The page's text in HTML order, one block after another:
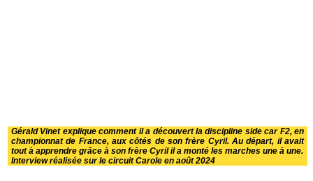
Gérald Vinet explique comment il a découvert la discipline side car F2, en
championnat de France, aux côtés de son frère Cyril. Au départ, il avait
tout à apprendre grâce à son frère Cyril il a monté les marches une à une.
Interview réalisée sur le circuit Carole en août 2024